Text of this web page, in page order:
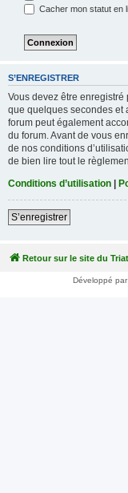
Cacher mon statut en
S’ENREGISTRER
Vous devez être enregistré
que quelques secondes et
forum peut également
du forum. Avant de vous
de nos conditions
de bien lire tout le
Conditions d’utilisation |
S’enregistrer
Retour sur le site du
Développé par